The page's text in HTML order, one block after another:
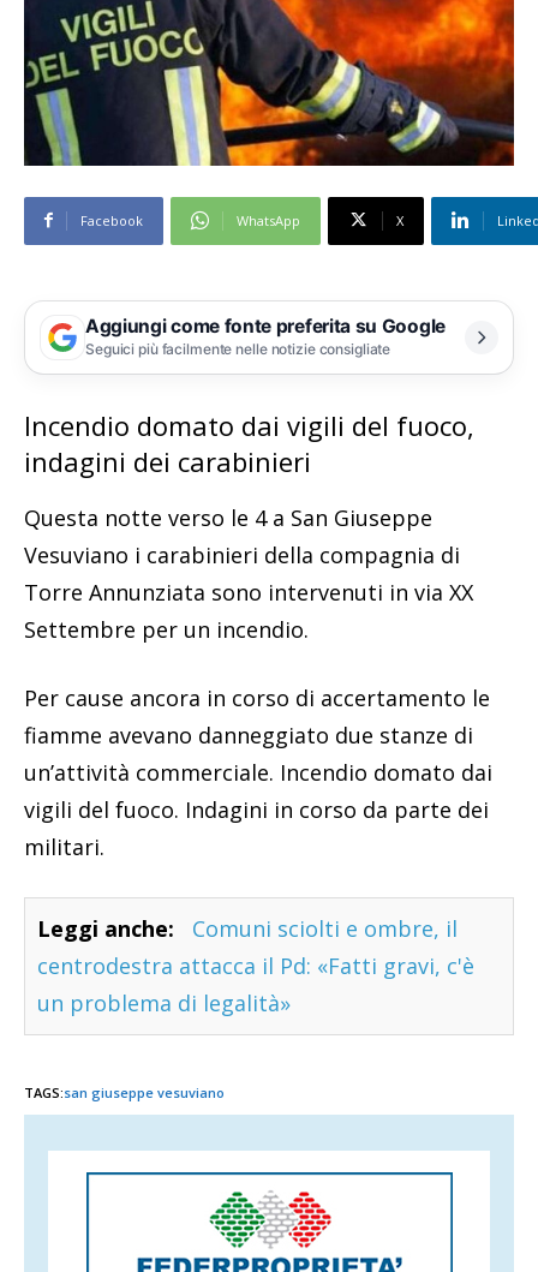
Facebook WhatsApp X
Aggiungi come fonte preferita su Google
Seguici più facilmente nelle notizie consigliate
Incendio domato dai vigili del fuoco,
indagini dei carabinieri
Questa notte verso le 4 a San Giuseppe
Vesuviano i carabinieri della compagnia di
Torre Annunziata sono intervenuti in via XX
Settembre per un incendio.
Per cause ancora in corso di accertamento le
fiamme avevano danneggiato due stanze di
un’attività commerciale. Incendio domato dai
vigili del fuoco. Indagini in corso da parte dei
militari.
Leggi anche:
Comuni sciolti e ombre, il
centrodestra attacca il Pd: «Fatti gravi, c'è
un problema di legalità»
TAGS:san giuseppe vesuviano